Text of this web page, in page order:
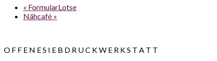
« FormularLotse
Nähcafé »
O F F E N E S I E B D R U C K W E R K S T A T T